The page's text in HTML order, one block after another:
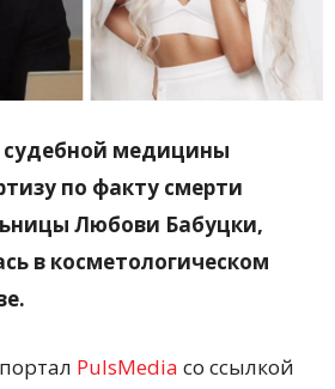
судебной медицины
по факту смерти
Любови Бабуцки,
в косметологическом
PulsMedia со ссылкой